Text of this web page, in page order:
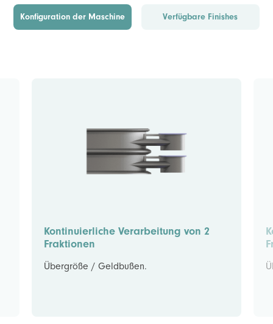
Konfiguration der Maschine Verfügbare Finishes
Kontinuierliche Verarbeitung von 2
Fraktionen
Übergröße / Geldbußen.